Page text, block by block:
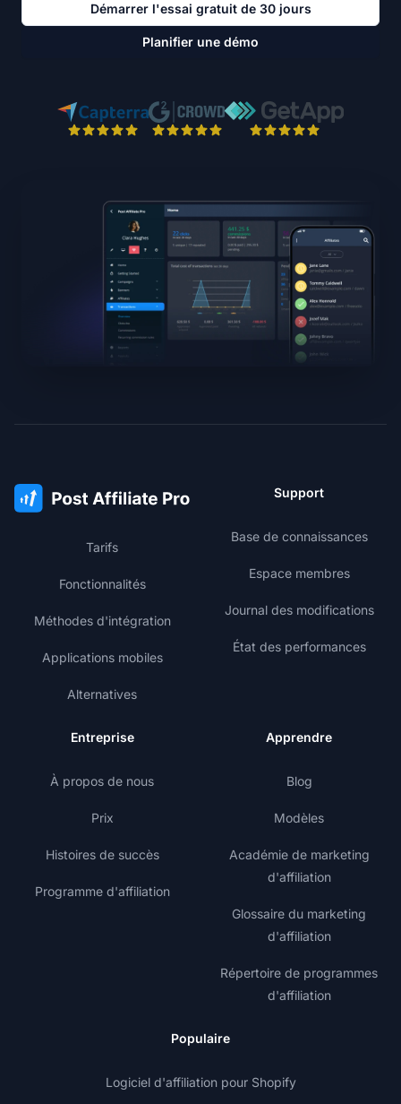
Démarrer l'essai gratuit de 30 jours
Planifier une démo
Tarifs
Fonctionnalités
Méthodes d'intégration
Applications mobiles
Alternatives
Support
Base de connaissances
Espace membres
Journal des modifications
État des performances
Entreprise
À propos de nous
Prix
Histoires de succès
Programme d'affiliation
Apprendre
Blog
Modèles
Académie de marketing
d'affiliation
Glossaire du marketing
d'affiliation
Répertoire de programmes
d'affiliation
Populaire
Logiciel d'affiliation pour Shopify